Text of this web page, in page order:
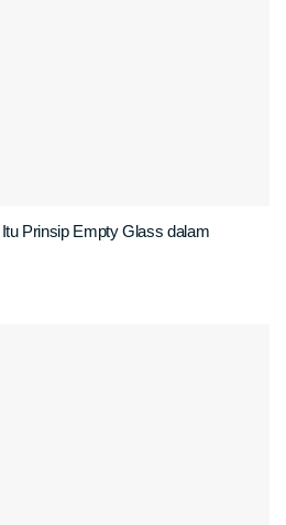
Prinsip Empty Glass dalam